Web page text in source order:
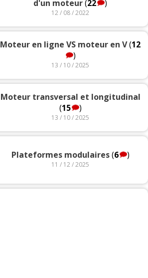
d'un moteur(22 )
12 / 08 / 2022
Moteur en ligne VS moteur en V(12
)
13 / 10 / 2025
Moteur transversal et longitudinal
(15 )
13 / 10 / 2025
Plateformes modulaires(6 )
11 / 12 / 2025